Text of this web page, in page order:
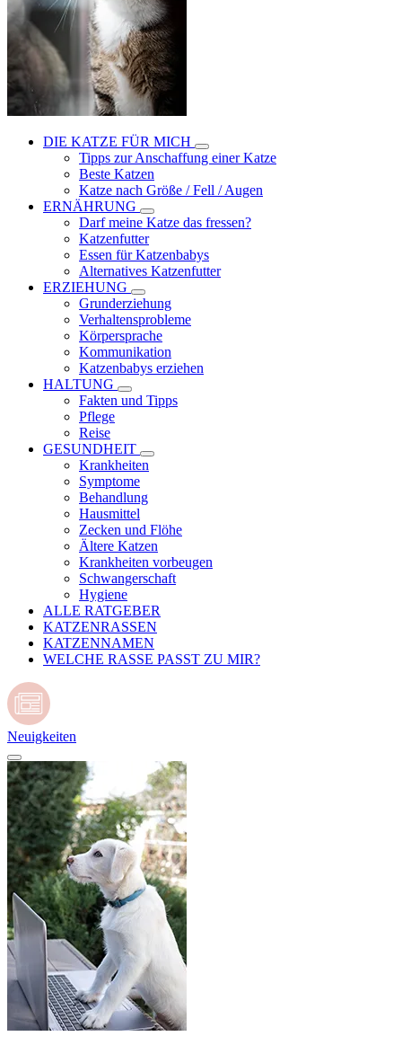
DIE KATZE FÜR MICH
Tipps zur Anschaffung einer Katze
Beste Katzen
Katze nach Größe / Fell / Augen
ERNÄHRUNG
Darf meine Katze das fressen?
Katzenfutter
Essen für Katzenbabys
Alternatives Katzenfutter
ERZIEHUNG
Grunderziehung
Verhaltensprobleme
Körpersprache
Kommunikation
Katzenbabys erziehen
HALTUNG
Fakten und Tipps
Pflege
Reise
GESUNDHEIT
Krankheiten
Symptome
Behandlung
Hausmittel
Zecken und Flöhe
Ältere Katzen
Krankheiten vorbeugen
Schwangerschaft
Hygiene
ALLE RATGEBER
KATZENRASSEN
KATZENNAMEN
WELCHE RASSE PASST ZU MIR?
Neuigkeiten